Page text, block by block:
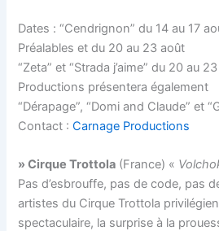
Dates : “Cendrignon” du 14 au 17
Préalables et du 20 au 23 août
“Zeta” et “Strada j’aime” du 20 au
Productions présentera également
“Dérapage”, “Domi and Claude” et
Contact :Carnage Productions
» Cirque Trottola (France) «
Pas d’esbrouffe, pas de code, pas
artistes du Cirque Trottola
spectaculaire, la surprise à la